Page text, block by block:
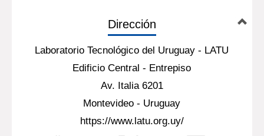
Dirección
Laboratorio Tecnológico del Uruguay - LATU
Edificio Central - Entrepiso
Av. Italia 6201
Montevideo - Uruguay
https://www.latu.org.uy/